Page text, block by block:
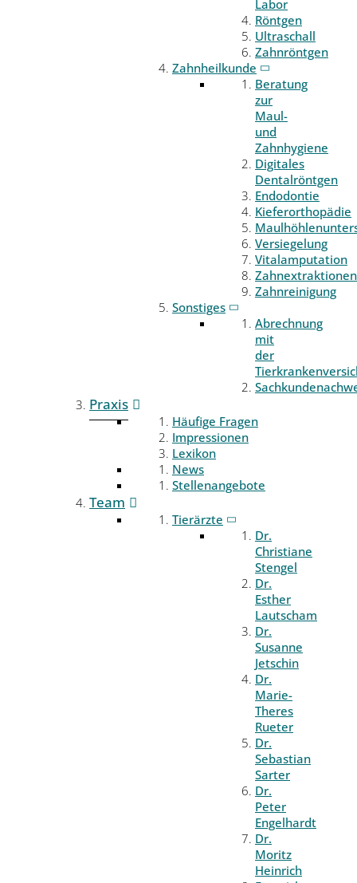
Labor
Röntgen
Ultraschall
Zahnröntgen
Zahnheilkunde
Beratung
zur
Maul-
und
Zahnhygiene
Digitales
Dentalröntgen
Endodontie
Kieferorthopädie
Versiegelung
Vitalamputation
Zahnextraktionen
Zahnreinigung
Sonstiges
Abrechnung
mit
der
Praxis
Häufige Fragen
Impressionen
Lexikon
News
Stellenangebote
Team
Tierärzte
Dr.
Christiane
Stengel
Dr.
Esther
Lautscham
Dr.
Susanne
Jetschin
Dr.
Marie-
Theres
Rueter
Dr.
Sebastian
Sarter
Dr.
Peter
Engelhardt
Dr.
Moritz
Heinrich